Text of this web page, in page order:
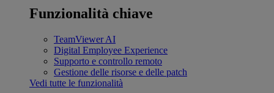
Funzionalità chiave
TeamViewer AI
Digital Employee Experience
Supporto e controllo remoto
Gestione delle risorse e delle patch
Vedi tutte le funzionalità